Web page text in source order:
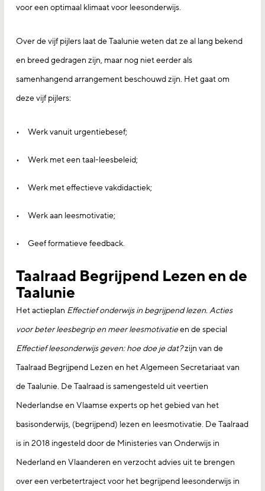
voor een optimaal klimaat voor leesonderwijs.
Over de vijf pijlers laat de Taalunie weten dat ze al lang bekend
en breed gedragen zijn, maar nog niet eerder als
samenhangend arrangement beschouwd zijn. Het gaat om
deze vijf pijlers:
Werk vanuit urgentiebesef;
Werk met een taal-leesbeleid;
Werk met effectieve vakdidactiek;
Werk aan leesmotivatie;
Geef formatieve feedback.
Taalraad Begrijpend Lezen en de
Taalunie
Het actieplan Effectief onderwijs in begrijpend lezen. Acties
voor beter leesbegrip en meer leesmotivatieen de special
Effectief leesonderwijs geven: hoe doe je dat?zijn van de
Taalraad Begrijpend Lezen en het Algemeen Secretariaat van
de Taalunie. De Taalraad is samengesteld uit veertien
Nederlandse en Vlaamse experts op het gebied van het
basisonderwijs, (begrijpend) lezen en leesmotivatie. De Taalraad
is in 2018 ingesteld door de Ministeries van Onderwijs in
Nederland en Vlaanderen en verzocht advies uit te brengen
over een verbetertraject voor het begrijpend leesonderwijs in